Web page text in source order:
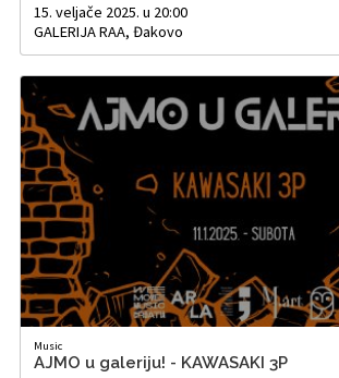
15. veljače 2025. u 20:00
GALERIJA RAA, Đakovo
Music
AJMO u galeriju! - KAWASAKI 3P